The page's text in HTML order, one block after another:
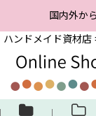
国内外か
ハンドメイド資材店